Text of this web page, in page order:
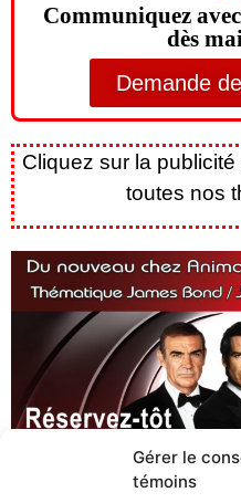
Gérer le
témoins
Communiquez
dès
Demande
Cliquez sur la
toutes nos